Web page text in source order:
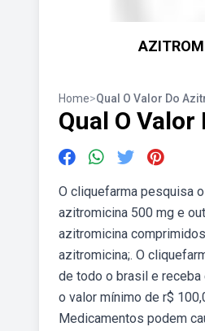
Home>Qual O Valor Do
Qual O
O cliquefarma pesquisa
azitromicina 500 mg e
azitromicina
azitromicina;. O
de todo o brasil e receba
o valor mínimo de r$
Medicamentos podem